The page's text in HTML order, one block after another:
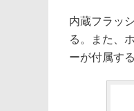
内蔵フラッ
る。また、
ーが付属する